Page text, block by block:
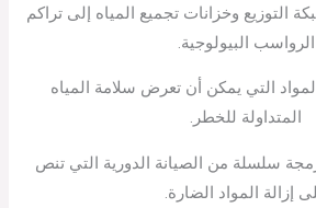
التوزيع وخزانات تجميع المياه إلى تراكم
الرواسب البيولوجية.
التي يمكن أن تعرض سلامة المياه
المتداولة للخطر.
سلسلة من الصيانة الدورية التي تنص
إزالة المواد الضارة.